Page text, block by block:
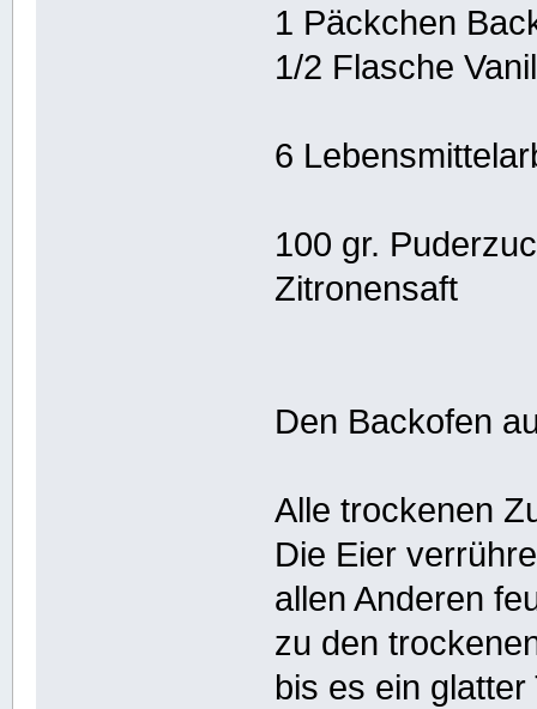
1 Päckchen
1/2 Flasche
6
100 gr.
Zitronensaft
Den Backofen
Alle trockenen
Die Eier
allen Anderen
zu den
bis es ein glatter